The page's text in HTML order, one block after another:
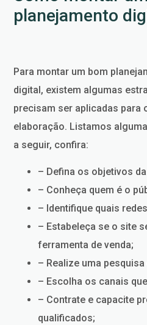
planejamento
Para montar um bom
digital, existem algumas
precisam ser aplicadas para
elaboração. Listamos
a seguir, confira:
– Defina os objetivos
– Conheça quem é o
– Identifique quais
– Estabeleça se o site
ferramenta de venda;
– Realize uma
– Escolha os canais
– Contrate e capacite
qualificados;